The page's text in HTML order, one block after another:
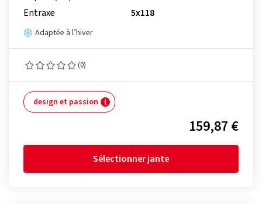
Entraxe
5x118
Adaptée à l’hiver
(0)
design et passion
159,87 €
Sélectionner jante